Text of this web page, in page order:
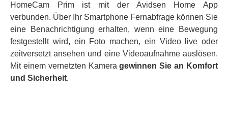
HomeCam Prim ist mit der Avidsen Home App
verbunden. Über Ihr Smartphone Fernabfrage können Sie
eine Benachrichtigung erhalten, wenn eine Bewegung
festgestellt wird, ein Foto machen, ein Video live oder
zeitversetzt ansehen und eine Videoaufnahme auslösen.
Mit einem vernetzten Kameragewinnen Sie an Komfort
und Sicherheit.